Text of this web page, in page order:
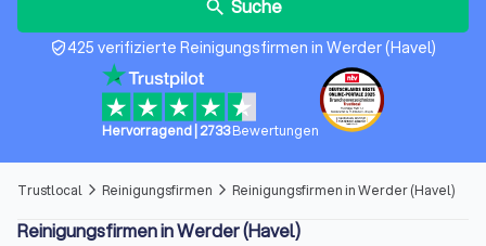
search Suche
verified_user425 verifizierte Reinigungsfirmen in Werder (Havel)
Hervorragend| 2733 Bewertungen
Trustlocal arrow_forward_ios Reinigungsfirmen arrow_forward_ios Reinigungsfirmen in Werder (Havel)
Reinigungsfirmen in Werder (Havel)